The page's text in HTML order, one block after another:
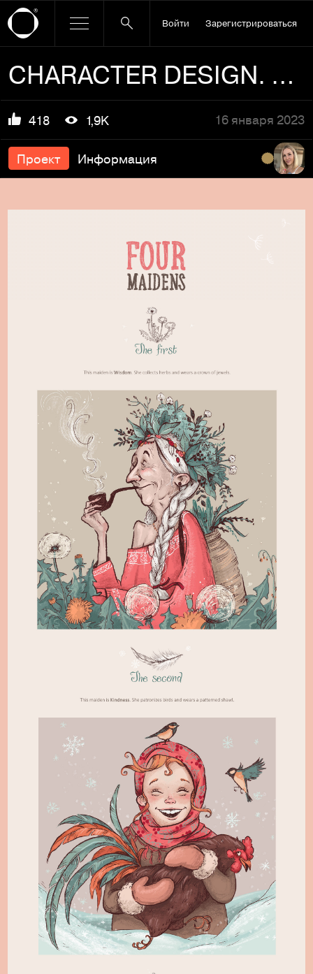
Войти Зарегистрироваться
CHARACTER DESIGN. Four maidens
418 1,9K 16 января 2023
Проект Информация